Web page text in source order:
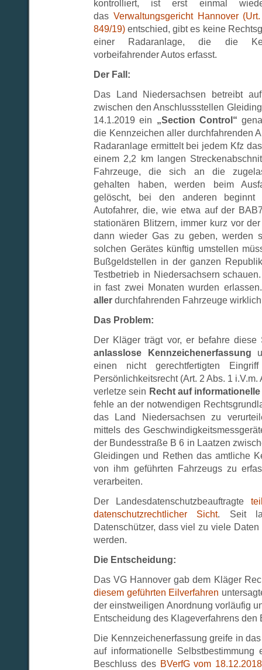
kontrolliert, ist erst einmal
das Verwaltungsgericht Hannover
849/19) entschied, gibt es keine
einer Radaranlage, die die
vorbeifahrender Autos erfasst.
Der Fall:
Das Land Niedersachsen betreibt
zwischen den Anschlussstellen
14.1.2019 ein „Section Control“
die Kennzeichen aller durchfahrenden
Radaranlage ermittelt bei jedem Kfz
einem 2,2 km langen
Fahrzeuge, die sich an die
gehalten haben, werden beim
gelöscht, bei den anderen beginnt
Autofahrer, die, wie etwa auf der
stationären Blitzern, immer kurz vor
dann wieder Gas zu geben, werden
solchen Gerätes künftig umstellen
Bußgeldstellen in der ganzen
Testbetrieb in Niedersachsern
in fast zwei Monaten wurden
aller durchfahrenden Fahrzeuge
Das Problem:
Der Kläger trägt vor, er befahre diese
anlasslose Kennzeichenerfassung
einen nicht gerechtfertigten
Persönlichkeitsrecht (Art. 2 Abs. 1 i.V.m.
verletze sein Recht auf
fehle an der notwendigen
das Land Niedersachsen zu
mittels des
der Bundesstraße B 6 in Laatzen
Gleidingen und Rethen das amtliche
von ihm geführten Fahrzeugs zu
verarbeiten.
Der Landesdatenschutzbeauftragte
datenschutzrechtlicher Sicht. Seit
Datenschützer, dass viel zu viele
werden.
Die Entscheidung:
Das VG Hannover gab dem Kläger
diesem geführten Eilverfahren
der einstweiligen Anordnung vorläufig
Entscheidung des Klageverfahrens den
Die Kennzeichenerfassung greife in
auf informationelle
Beschluss des BVerfG vom